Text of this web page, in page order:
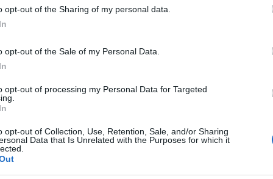
opt-out of the Sharing of my personal data.
opt-out of the Sale of my Personal Data.
opt-out of processing my Personal Data for Targeted
opt-out of Collection, Use, Retention, Sale, and/or Sharing
Data that Is Unrelated with the Purposes for which it
rifiuti. Nel corso delle festività natalizie sarà
che dovrà vedersela con maggiori quantità.
un piano operativo per garantire anche a Natale e
addetti impiegati sul territorio tra autisti e operatori
Natale e Santo Stefano i servizi di decoro e igiene